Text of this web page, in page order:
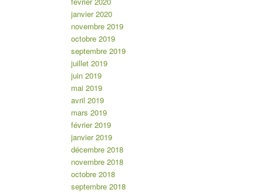
janvier 2020
novembre 2019
octobre 2019
septembre 2019
juillet 2019
juin 2019
mai 2019
avril 2019
mars 2019
février 2019
janvier 2019
décembre 2018
novembre 2018
octobre 2018
septembre 2018